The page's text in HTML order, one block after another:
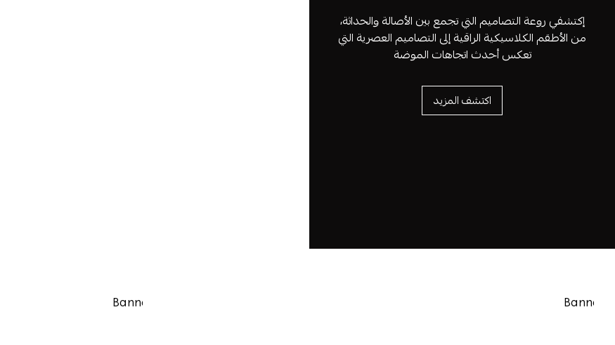
إكتشفي روعة التصاميم التي تجمع بين الأصالة والحداثة،
من الأطقم الكلاسيكية الراقية إلى التصاميم العصرية التي
تعكس أحدث اتجاهات الموضة
اكتشف المزيد